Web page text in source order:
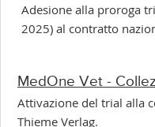
Adesione alla proroga
2025) al contratto
MedOne Vet -
Attivazione del trial alla
Thieme Verlag.